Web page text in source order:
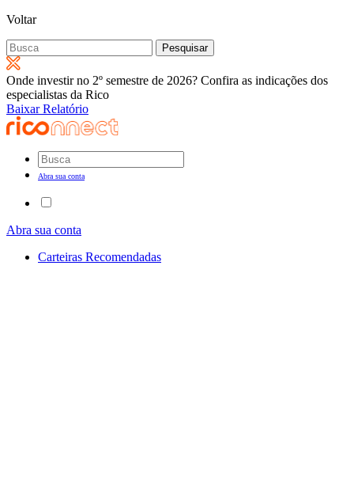
Voltar
Pesquisar
por:
Onde investir no 2º semestre de 2026? Confira as indicações dos
especialistas da Rico
Baixar Relatório
Abra sua conta
Abra sua conta
Carteiras Recomendadas